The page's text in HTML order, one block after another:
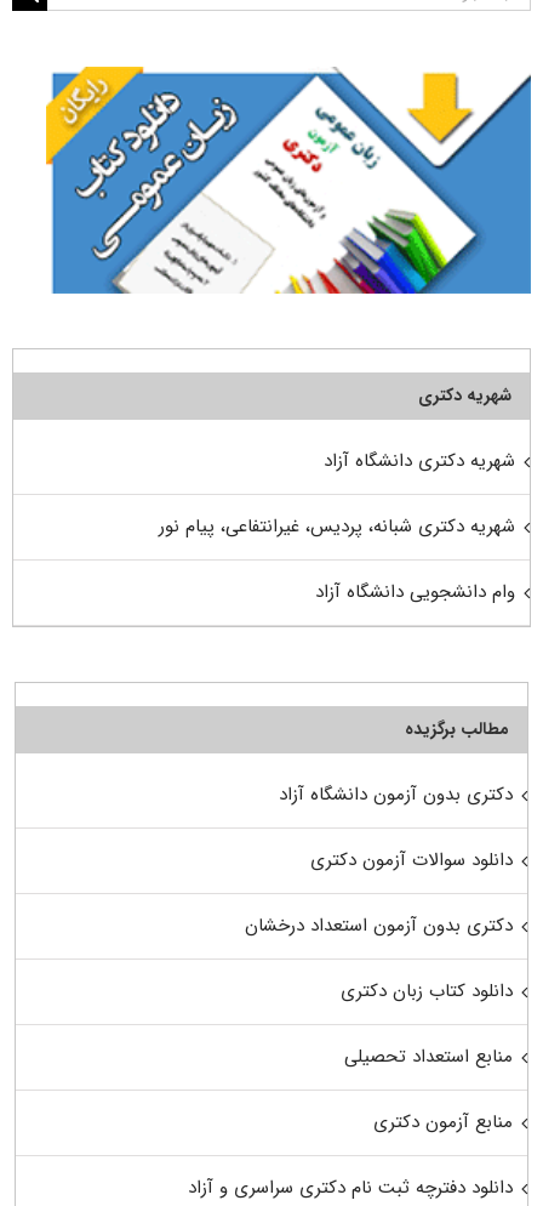
شهریه دکتری
شهریه دکتری دانشگاه آزاد
شهریه دکتری شبانه، پردیس، غیرانتفاعی، پیام نور
وام دانشجویی دانشگاه آزاد
مطالب برگزیده
دکتری بدون آزمون دانشگاه آزاد
دانلود سوالات آزمون دکتری
دکتری بدون آزمون استعداد درخشان
دانلود کتاب زبان دکتری
منابع استعداد تحصیلی
منابع آزمون دکتری
دانلود دفترچه ثبت نام دکتری سراسری و آزاد